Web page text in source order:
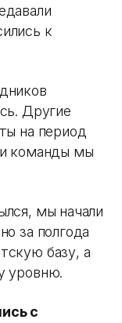
к
Другие
на период
команды мы
мы начали
за полгода
базу, а
уровню.
с